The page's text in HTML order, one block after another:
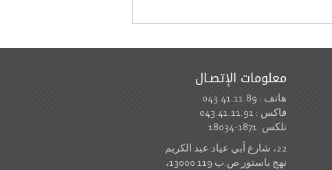
معلومات الإتصـال
هاتف : 043.41.11.89
فاكس : 043.41.11.91
تلكس :1871-18034
22، شارع أبي عياد عبد الكريم
نهج باستور ص.ب 119 13000،